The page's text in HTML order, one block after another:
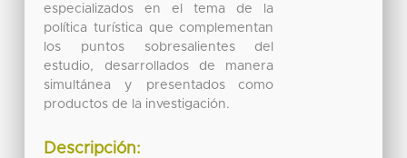
especializados en el tema de la
política turística que complementan
los puntos sobresalientes del
estudio, desarrollados de manera
simultánea y presentados como
productos de la investigación.
Descripción: